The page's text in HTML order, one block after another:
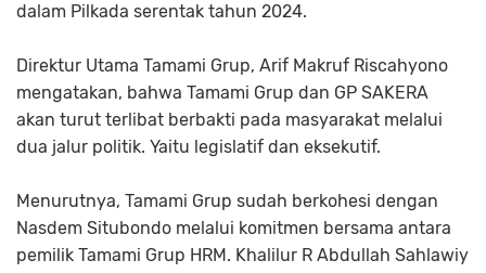
dalam Pilkada serentak tahun 2024.
Direktur Utama Tamami Grup, Arif Makruf Riscahyono
mengatakan, bahwa Tamami Grup dan GP SAKERA
akan turut terlibat berbakti pada masyarakat melalui
dua jalur politik. Yaitu legislatif dan eksekutif.
Menurutnya, Tamami Grup sudah berkohesi dengan
Nasdem Situbondo melalui komitmen bersama antara
pemilik Tamami Grup HRM. Khalilur R Abdullah Sahlawiy